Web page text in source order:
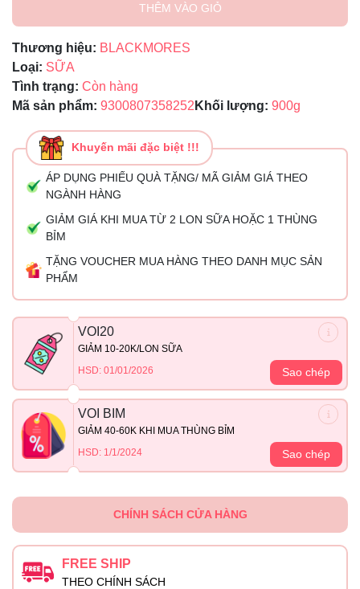
THÊM VÀO GIỎ
Thương hiệu: BLACKMORES
Loại: SỮA
Tình trạng: Còn hàng
Mã sản phẩm: 9300807358252 Khối lượng: 900g
Khuyến mãi đặc biệt !!!
ÁP DỤNG PHIẾU QUÀ TẶNG/ MÃ GIẢM GIÁ THEO
NGÀNH HÀNG
GIẢM GIÁ KHI MUA TỪ 2 LON SỮA HOẶC 1 THÙNG
BỈM
TẶNG VOUCHER MUA HÀNG THEO DANH MỤC SẢN
PHẨM
VOI20
GIẢM 10-20K/LON SỮA
HSD: 01/01/2026
Sao chép
VOI BIM
GIẢM 40-60K KHI MUA THÙNG BỈM
HSD: 1/1/2024
Sao chép
CHÍNH SÁCH CỬA HÀNG
FREE SHIP
THEO CHÍNH SÁCH